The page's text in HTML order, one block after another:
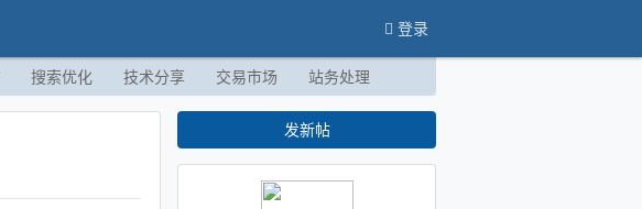
登录
搜索优化 技术分享 交易市场 站务处理
发新帖